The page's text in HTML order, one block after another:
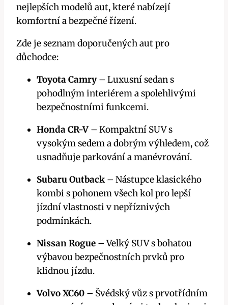
nejlepších modelů aut, které nabízejí
komfortní a bezpečné řízení.
Zde je seznam doporučených aut pro
důchodce:
Toyota Camry – Luxusní sedan s
pohodlným interiérem a spolehlivými
bezpečnostními funkcemi.
Honda CR-V – Kompaktní SUV s
vysokým sedem a dobrým výhledem, což
usnadňuje parkování a manévrování.
Subaru Outback – Nástupce klasického
kombi s pohonem všech kol pro lepší
jízdní vlastnosti v nepříznivých
podmínkách.
Nissan Rogue – Velký SUV s bohatou
výbavou bezpečnostních prvků pro
klidnou jízdu.
Volvo XC60 – Švédský vůz s prvotřídním